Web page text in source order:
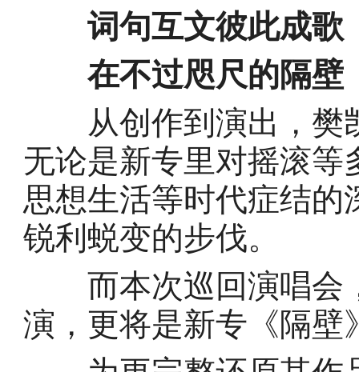
词句互文彼此成歌
在不过咫尺的隔壁
从创作到演出，樊
无论是新专里对摇滚
思想生活等时代症结的
锐利蜕变的步伐。
而本次巡回演唱会
演，更将是新专《隔壁